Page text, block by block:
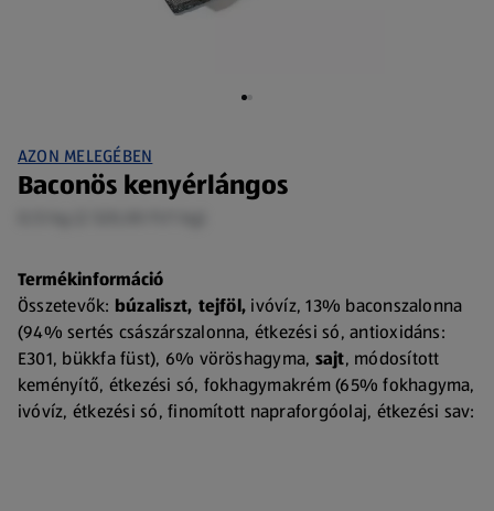
AZON MELEGÉBEN
Baconös kenyérlángos
Termékinformáció
Összetevők: búzaliszt, tejföl, ivóvíz, 13% baconszalonna
(94% sertés császárszalonna, étkezési só, antioxidáns:
E301, bükkfa füst), 6% vöröshagyma, sajt, módosított
keményítő, étkezési só, fokhagymakrém (65% fokhagyma,
ivóvíz, étkezési só, finomított napraforgóolaj, étkezési sav: